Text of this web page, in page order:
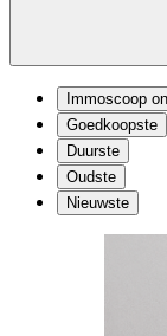
Immoscoop
Goedkoopste
Duurste
Oudste
Nieuwste